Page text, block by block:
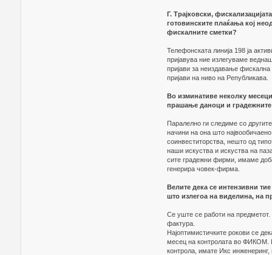
Г. Трајковски,
готовинските плаќања кој
фискалните сметки?
Телефонската линија 198 ја
пријавува ние излегуваме
пријави за неиздавање
пријави на ниво на Републикава.
Во изминативе неколку
прашање даноци и
Паралелно ги следиме со
начини на она што
соинвеститорства, нешто од
наши искуства и искуства на
сите градежни фирми, имаме
генерира човек-фирма.
Велите дека се интензивни
што излегоа на виделина, на
Се уште се работи на предметот.
фактура.
Најоптимистичките рокови се
месец на контролата во ФИКОМ.
контрола, имате Икс